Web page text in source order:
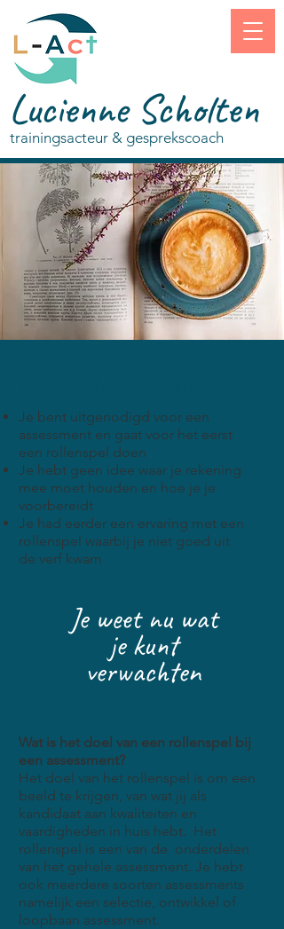
Lucienne Scholten
trainingsacteur & gesprekscoach
Je bent uitgenodigd voor een
assessment en gaat voor het eerst
een rollenspel doen
Je hebt geen idee waar je rekening
mee moet houden en hoe je je
voorbereidt
Je had eerder een ervaring met een
rollenspel waarbij je niet goed uit
de verf kwam
Je weet nu wat
je kunt
verwachten
Wat is het doel van een rollenspel bij
een assessment?
Het doel van het rollenspel is om een
beeld te krijgen, van wat jij als
kandidaat aan kwaliteiten en
vaardigheden in huis hebt. Het
rollenspel is een van de onderdelen
van het gehele assessment. Je hebt
ook meerdere soorten assessments
namelijk een selectie, ontwikkel of
loopbaan assessment.